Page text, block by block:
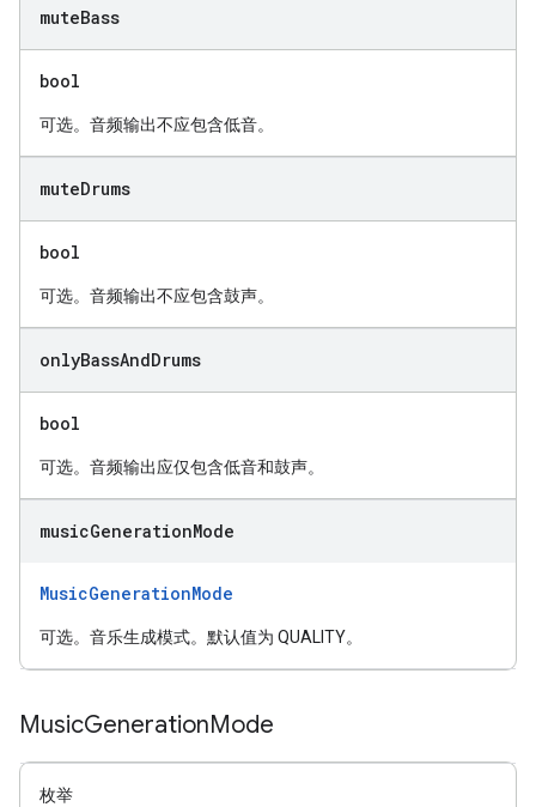
muteBass
bool
可选。音频输出不应包含低音。
muteDrums
bool
可选。音频输出不应包含鼓声。
onlyBassAndDrums
bool
可选。音频输出应仅包含低音和鼓声。
musicGenerationMode
MusicGenerationMode
可选。音乐生成模式。默认值为 QUALITY。
MusicGenerationMode
枚举